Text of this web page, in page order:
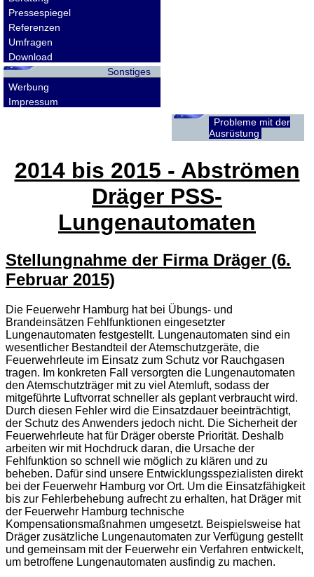
Pressespiegel
Referenzen
Umfragen
Download
Sonstiges
Werbung
Impressum
Probleme mit der
Ausrüstung
2014 bis 2015 - Abströmen
Dräger PSS-
Lungenautomaten
Stellungnahme der Firma Dräger (6.
Februar 2015)
Die Feuerwehr Hamburg hat bei Übungs- und
Brandeinsätzen Fehlfunktionen eingesetzter
Lungenautomaten festgestellt. Lungenautomaten sind ein
wesentlicher Bestandteil der Atemschutzgeräte, die
Feuerwehrleute im Einsatz zum Schutz vor Rauchgasen
tragen. Im konkreten Fall versorgten die Lungenautomaten
den Atemschutzträger mit zu viel Atemluft, sodass der
mitgeführte Luftvorrat schneller als geplant verbraucht wird.
Durch diesen Fehler wird die Einsatzdauer beeinträchtigt,
der Schutz des Anwenders jedoch nicht. Die Sicherheit der
Feuerwehrleute hat für Dräger oberste Priorität. Deshalb
arbeiten wir mit Hochdruck daran, die Ursache der
Fehlfunktion so schnell wie möglich zu klären und zu
beheben. Dafür sind unsere Entwicklungsspezialisten direkt
bei der Feuerwehr Hamburg vor Ort. Um die Einsatzfähigkeit
bis zur Fehlerbehebung aufrecht zu erhalten, hat Dräger mit
der Feuerwehr Hamburg technische
Kompensationsmaßnahmen umgesetzt. Beispielsweise hat
Dräger zusätzliche Lungenautomaten zur Verfügung gestellt
und gemeinsam mit der Feuerwehr ein Verfahren entwickelt,
um betroffene Lungenautomaten ausfindig zu machen.